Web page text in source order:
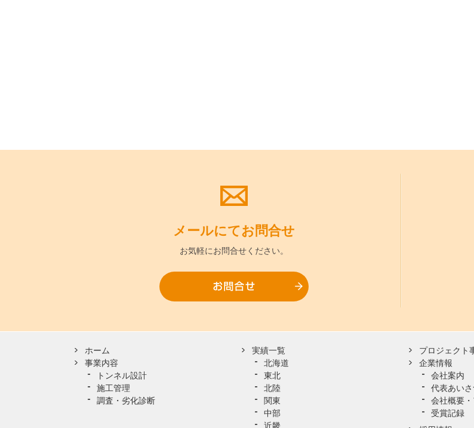
メールにてお問合せ
お気軽にお問合せください。
ホーム
事業内容
トンネル設計
施工管理
調査・劣化診断
実績一覧
北海道
東北
北陸
関東
中部
近畿
プロジェクト
企業情報
会社案内
代表あいさ
会社概要
受賞記録